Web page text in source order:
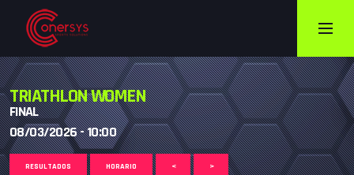
TRIATHLON WOMEN
FINAL
08/03/2026 - 10:00
RESULTADOS HORARIO < >